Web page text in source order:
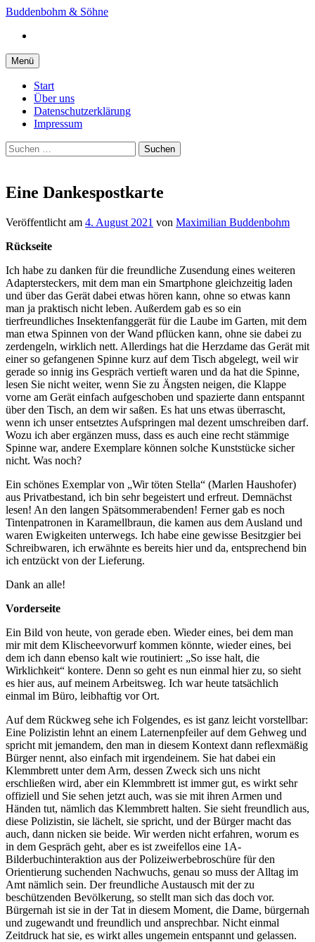
Springe
Inhalt
Buddenbohm & Söhne
Menü
Start
Über uns
Datenschutzerklärung
Impressum
Suchen
nach:
Eine Dankespostkarte
Veröffentlicht am 4. August 2021 von Maximilian Buddenbohm
Rückseite
Ich habe zu danken für die freundliche Zusendung eines weiteren
Adaptersteckers, mit dem man ein Smartphone gleichzeitig laden
und über das Gerät dabei etwas hören kann, ohne so etwas kann
man ja praktisch nicht leben. Außerdem gab es so ein
tierfreundliches Insektenfanggerät für die Laube im Garten, mit dem
man etwa Spinnen von der Wand pflücken kann, ohne sie dabei zu
zerdengeln, wirklich nett. Allerdings hat die Herzdame das Gerät mit
einer so gefangenen Spinne kurz auf dem Tisch abgelegt, weil wir
gerade so innig ins Gespräch vertieft waren und da hat die Spinne,
lesen Sie nicht weiter, wenn Sie zu Ängsten neigen, die Klappe
vorne am Gerät einfach aufgeschoben und spazierte dann entspannt
über den Tisch, an dem wir saßen. Es hat uns etwas überrascht,
wenn ich unser entsetztes Aufspringen mal dezent umschreiben darf.
Wozu ich aber ergänzen muss, dass es auch eine recht stämmige
Spinne war, andere Exemplare können solche Kunststücke sicher
nicht. Was noch?
Ein schönes Exemplar von „Wir töten Stella“ (Marlen Haushofer)
aus Privatbestand, ich bin sehr begeistert und erfreut. Demnächst
lesen! An den langen Spätsommerabenden! Ferner gab es noch
Tintenpatronen in Karamellbraun, die kamen aus dem Ausland und
waren Ewigkeiten unterwegs. Ich habe eine gewisse Besitzgier bei
Schreibwaren, ich erwähnte es bereits hier und da, entsprechend bin
ich entzückt von der Lieferung.
Dank an alle!
Vorderseite
Ein Bild von heute, von gerade eben. Wieder eines, bei dem man
mir mit dem Klischeevorwurf kommen könnte, wieder eines, bei
dem ich dann ebenso kalt wie routiniert: „So isse halt, die
Wirklichkeit“ kontere. Denn so geht es nun einmal hier zu, so sieht
es hier aus, auf meinem Arbeitsweg. Ich war heute tatsächlich
einmal im Büro, leibhaftig vor Ort.
Auf dem Rückweg sehe ich Folgendes, es ist ganz leicht vorstellbar:
Eine Polizistin lehnt an einem Laternenpfeiler auf dem Gehweg und
spricht mit jemandem, den man in diesem Kontext dann reflexmäßig
Bürger nennt, also einfach mit irgendeinem. Sie hat dabei ein
Klemmbrett unter dem Arm, dessen Zweck sich uns nicht
erschließen wird, aber ein Klemmbrett ist immer gut, es wirkt sehr
offiziell und Sie sehen jetzt auch, was sie mit ihren Armen und
Händen tut, nämlich das Klemmbrett halten. Sie sieht freundlich aus,
diese Polizistin, sie lächelt, sie spricht, und der Bürger macht das
auch, dann nicken sie beide. Wir werden nicht erfahren, worum es
in dem Gespräch geht, aber es ist zweifellos eine 1A-
Bilderbuchinteraktion aus der Polizeiwerbebroschüre für den
Orientierung suchenden Nachwuchs, genau so muss der Alltag im
Amt nämlich sein. Der freundliche Austausch mit der zu
beschützenden Bevölkerung, so stellt man sich das doch vor.
Bürgernah ist sie in der Tat in diesem Moment, die Dame, bürgernah
und zugewandt und freundlich und ansprechbar. Nicht einmal
Zeitdruck hat sie, es wirkt alles ungemein entspannt und gelassen.